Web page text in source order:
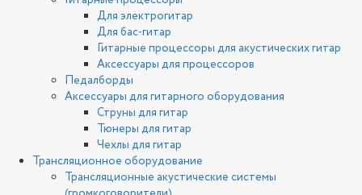
Для электрогитар
Для бас-гитар
Гитарные процессоры для акустических гитар
Аксессуары для процессоров
Педалборды
Аксессуары для гитарного оборудования
Струны для гитар
Тюнеры для гитар
Чехлы для гитар
Трансляционное оборудование
Трансляционные акустические системы